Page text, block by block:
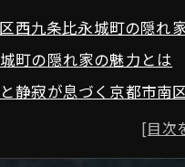
西九条比永城町の隠れ
町の隠れ家の魅力とは
静寂が息づく京都市南
常を味わえるグルメ体験
材を活かした絶品料理